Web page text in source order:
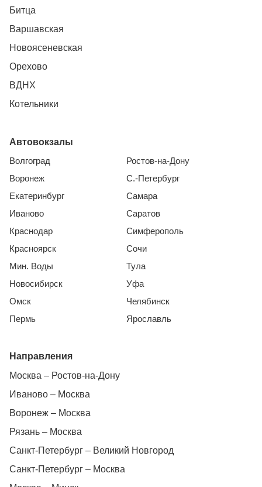
Битца
Варшавская
Новоясеневская
Орехово
ВДНХ
Котельники
Автовокзалы
Волгоград
Воронеж
Екатеринбург
Иваново
Краснодар
Красноярск
Мин. Воды
Новосибирск
Омск
Пермь
Ростов-на-Дону
С.-Петербург
Самара
Саратов
Симферополь
Сочи
Тула
Уфа
Челябинск
Ярославль
Направления
Москва – Ростов-на-Дону
Иваново – Москва
Воронеж – Москва
Рязань – Москва
Санкт-Петербург – Великий Новгород
Санкт-Петербург – Москва